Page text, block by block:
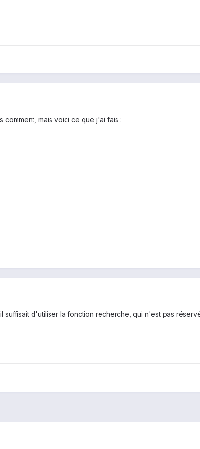
comment, mais voici ce que j'ai fais :
suffisait d'utiliser la fonction recherche, qui n'est pas